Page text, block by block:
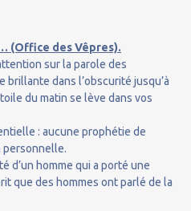
(Office des Vêpres).
sur la parole des
brillante dans l’obscurité jusqu’à
du matin se lève dans vos
: aucune prophétie de
personnelle.
d’un homme qui a porté une
que des hommes ont parlé de la